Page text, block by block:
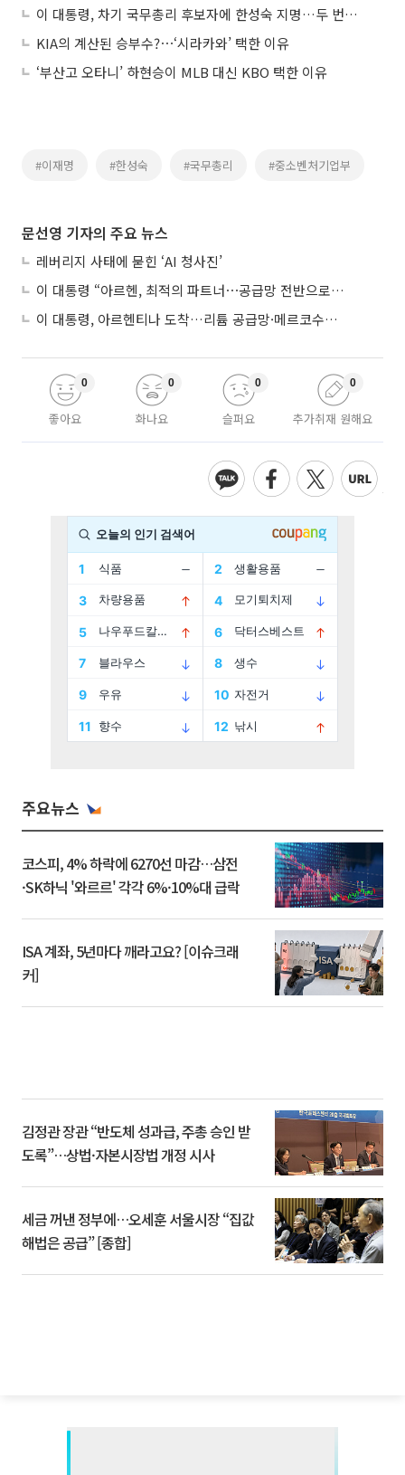
이 대통령, 차기 국무총리 후보자에 한성숙 지명…두 번째 여성총리
KIA의 계산된 승부수?⋯‘시라카와’ 택한 이유
‘부산고 오타니’ 하현승이 MLB 대신 KBO 택한 이유
#이재명 #한성숙 #국무총리 #중소벤처기업부
문선영 기자의 주요 뉴스
레버리지 사태에 묻힌 ‘AI 청사진’
이 대통령 “아르헨, 최적의 파트너⋯공급망 전반으로 확대”
이 대통령, 아르헨티나 도착…리튬 공급망·메르코수르 협력 논의
좋아요
0
화나요
0
슬퍼요
0
추가취재 원해요
0
주요뉴스
코스피, 4% 하락에 6270선 마감…삼전
·SK하닉 '와르르' 각각 6%·10%대 급락
ISA 계좌, 5년마다 깨라고요? [이슈크래
커]
김정관 장관 “반도체 성과급, 주총 승인 받
도록”…상법·자본시장법 개정 시사
세금 꺼낸 정부에…오세훈 서울시장 “집값
해법은 공급” [종합]